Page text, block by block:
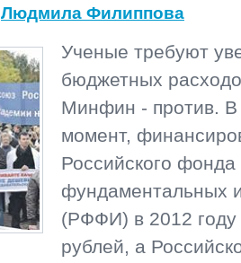
Людмила Филиппова
Ученые требуют
бюджетных
Минфин - против.
момент,
Российского фонда
фундаментальных
(РФФИ) в 2012 году
рублей, а